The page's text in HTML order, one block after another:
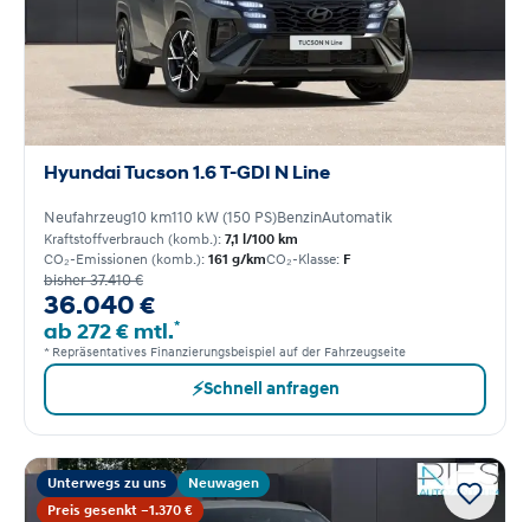
Hyundai Tucson 1.6 T-GDI N Line
Neufahrzeug10 km110 kW (150 PS)BenzinAutomatik
Kraftstoffverbrauch (komb.): 7,1 l/100 km
CO₂-Emissionen (komb.): 161 g/kmCO₂-Klasse: F
bisher 37.410 €
36.040 €
ab 272 € mtl.*
* Repräsentatives Finanzierungsbeispiel auf der Fahrzeugseite
⚡Schnell anfragen
Unterwegs zu uns
Neuwagen
Preis gesenkt −1.370 €